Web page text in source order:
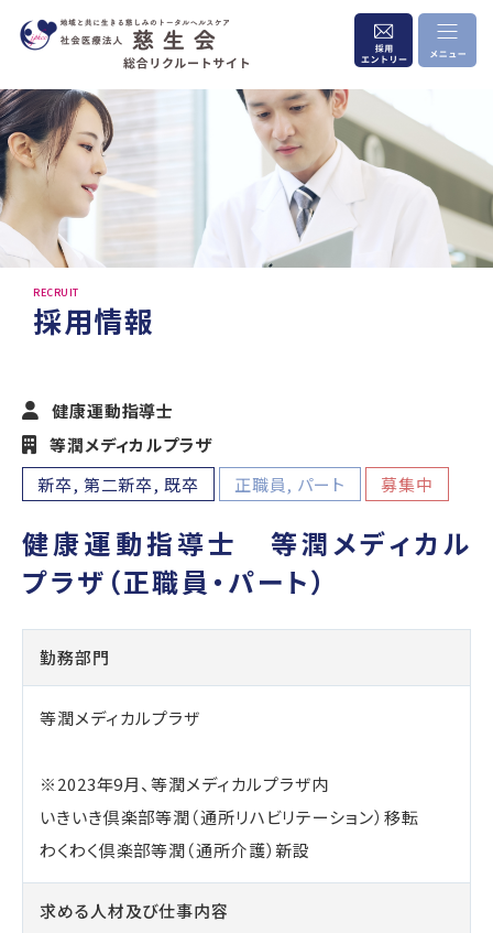
RECRUIT
採用情報
健康運動指導士
等潤メディカルプラザ
新卒, 第二新卒, 既卒
正職員, パート 募集中
健康運動指導士 等潤メディカル
プラザ（正職員・パート）
勤務部門
等潤メディカルプラザ
※2023年9月、等潤メディカルプラザ内
いきいき倶楽部等潤（通所リハビリテーション）移転
わくわく倶楽部等潤（通所介護）新設
求める人材及び仕事内容